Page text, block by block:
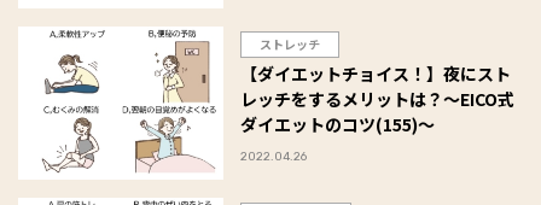
ストレッチ
【ダイエットチョイス！】夜にスト
レッチをするメリットは？～EICO式
ダイエットのコツ(155)～
2022.04.26